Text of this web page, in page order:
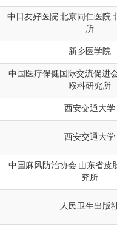
中日友好医院 北京同仁医院
所
新乡医学院
中国医疗保健国际交流促进
喉科研究所
西安交通大学
西安交通大学
中国麻风防治协会 山东省皮
究所
人民卫生出版